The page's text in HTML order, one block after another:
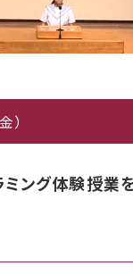
）
ング体験授業